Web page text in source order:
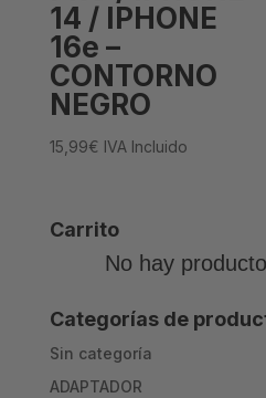
14 / IPHONE
16e –
CONTORNO
NEGRO
15,99€ IVA Incluido
Carrito
No hay
Categorías de
Sin categoría
ADAPTADOR